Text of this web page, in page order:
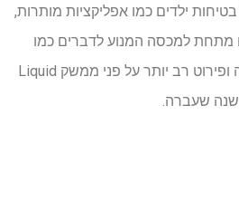
ילדים כמו אפליקציות מותרות,
מתחת למכסה המנוע לדברים כמו
שימוש בזיכרון, עיבוד תצוגה ופירוט רב יותר על פני ממשק Liquid